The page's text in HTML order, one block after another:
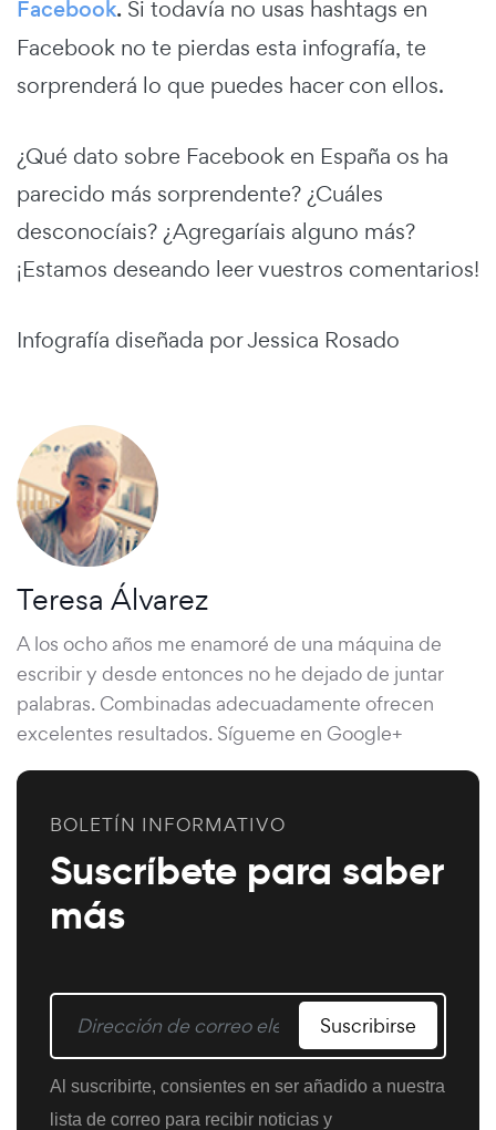
Facebook. Si todavía no usas hashtags en
Facebook no te pierdas esta infografía, te
sorprenderá lo que puedes hacer con ellos.
¿Qué dato sobre Facebook en España os ha
parecido más sorprendente? ¿Cuáles
desconocíais? ¿Agregaríais alguno más?
¡Estamos deseando leer vuestros comentarios!
Infografía diseñada por Jessica Rosado
Teresa Álvarez
A los ocho años me enamoré de una máquina de
escribir y desde entonces no he dejado de juntar
palabras. Combinadas adecuadamente ofrecen
excelentes resultados. Sígueme en Google+
BOLETÍN INFORMATIVO
Suscríbete para saber
más
Suscribirse
Al suscribirte, consientes en ser añadido a nuestra
lista de correo para recibir noticias y